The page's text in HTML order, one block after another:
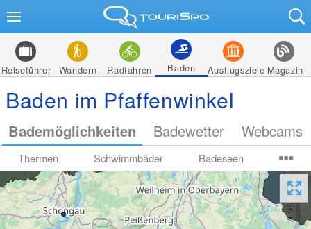
Reiseführer Wandern Radfahren Baden Ausflugsziele Magazin
Baden im Pfaffenwinkel
Bademöglichkeiten Badewetter Webcams
Thermen Schwimmbäder Badeseen